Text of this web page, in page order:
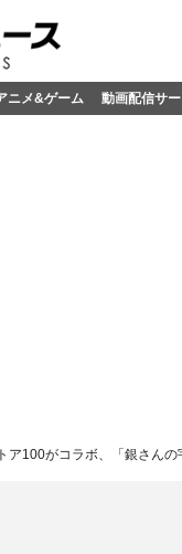
ニメ&ゲーム 動画配信サ
ア100がコラボ、「銀さん